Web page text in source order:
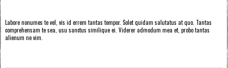
Labore nonumes te vel, vis id errem tantas tempor. Solet quidam salutatus at quo. Tantas
comprehensam te sea, usu sanctus similique ei. Viderer admodum mea et, probo tantas
alienum ne vim.